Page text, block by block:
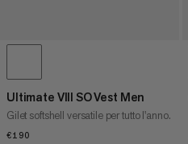
Ultimate VIII SO Vest Men
Gilet softshell versatile per tutto l'anno.
€190